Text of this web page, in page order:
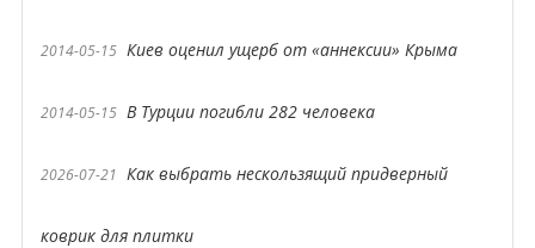
2014-05-15 Киев оценил ущерб от «аннексии» Крыма
2014-05-15 В Турции погибли 282 человека
2026-07-21 Как выбрать нескользящий придверный
коврик для плитки